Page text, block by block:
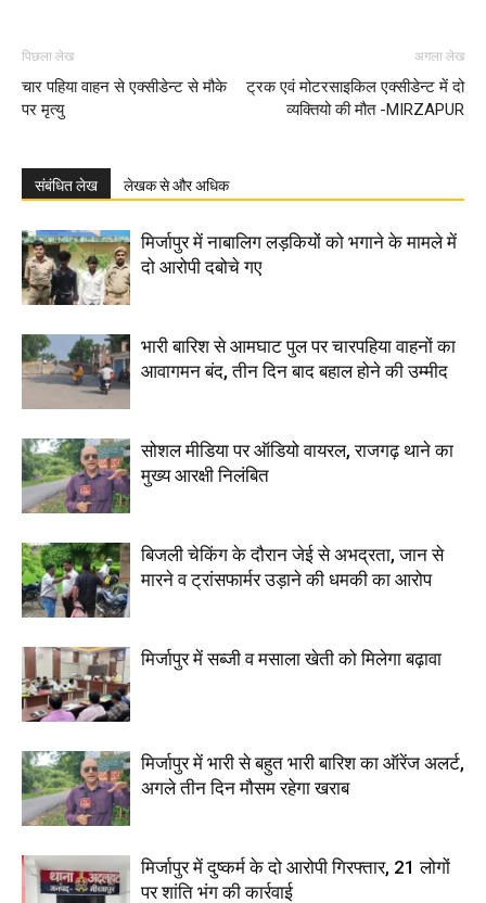
पिछला लेख
चार पहिया वाहन से एक्सीडेन्ट से मौके
पर मृत्यु
अगला लेख
ट्रक एवं मोटरसाइकिल एक्सीडेन्ट में दो
व्यक्तियो की मौत -MIRZAPUR
संबंधित लेख लेखक से और अधिक
मिर्जापुर में नाबालिग लड़कियों को भगाने के मामले में
दो आरोपी दबोचे गए
भारी बारिश से आमघाट पुल पर चारपहिया वाहनों का
आवागमन बंद, तीन दिन बाद बहाल होने की उम्मीद
सोशल मीडिया पर ऑडियो वायरल, राजगढ़ थाने का
मुख्य आरक्षी निलंबित
बिजली चेकिंग के दौरान जेई से अभद्रता, जान से
मारने व ट्रांसफार्मर उड़ाने की धमकी का आरोप
मिर्जापुर में सब्जी व मसाला खेती को मिलेगा बढ़ावा
मिर्जापुर में भारी से बहुत भारी बारिश का ऑरेंज अलर्ट,
अगले तीन दिन मौसम रहेगा खराब
मिर्जापुर में दुष्कर्म के दो आरोपी गिरफ्तार, 21 लोगों
पर शांति भंग की कार्रवाई